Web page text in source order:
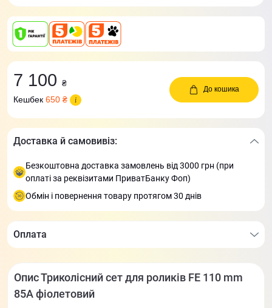
7 100 ₴
Кешбек 650 ₴
До кошика
Доставка й самовивіз:
Безкоштовна доставка замовлень від 3000 грн (при
оплаті за реквізитами ПриватБанку Фоп)
Обмін і повернення товару протягом 30 днів
Оплата
Опис Триколісний сет для роликів FE 110 mm
85А фіолетовий